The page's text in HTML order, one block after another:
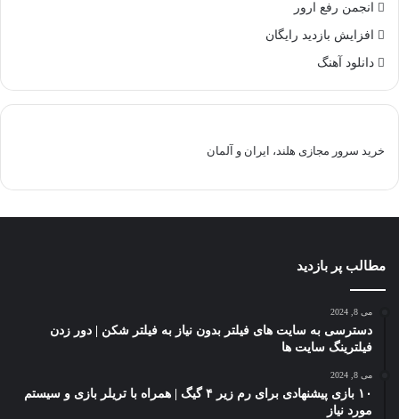
انجمن رفع ارور
افزایش بازدید رایگان
دانلود آهنگ
خرید سرور مجازی هلند، ایران و آلمان
مطالب پر بازدید
می 8, 2024
دسترسی به سایت های فیلتر بدون نیاز به فیلتر شکن | دور زدن
فیلترینگ سایت ها
می 8, 2024
۱۰ بازی پیشنهادی برای رم زیر ۴ گیگ | همراه با تریلر بازی و سیستم
مورد نیاز